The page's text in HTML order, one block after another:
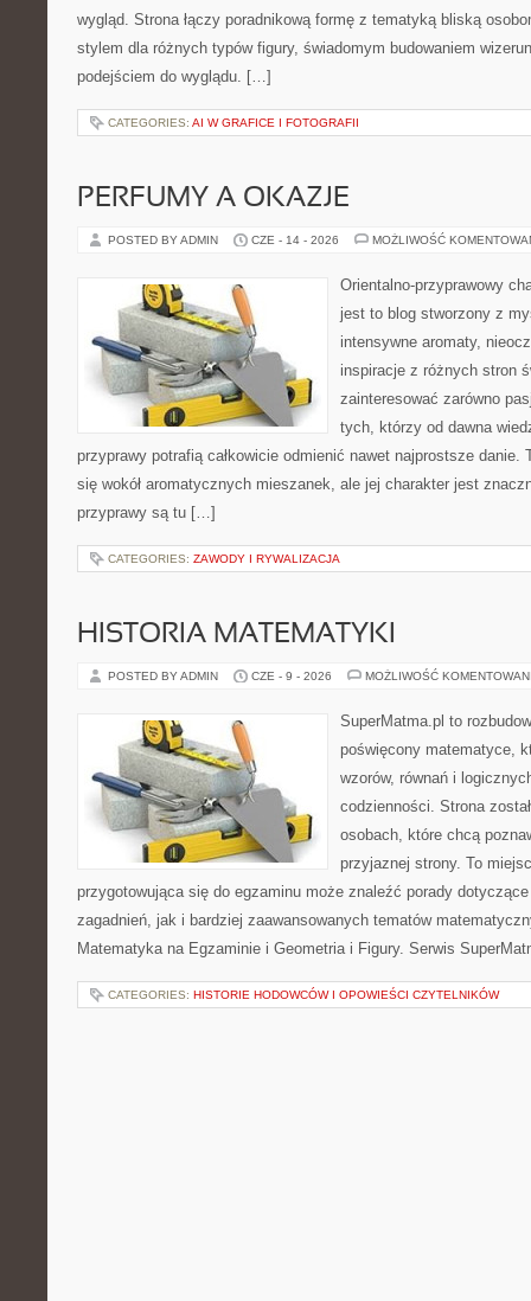
wygląd. Strona łączy poradnikową formę z tematyką bliską
stylem dla różnych typów figury, świadomym budowaniem
podejściem do wyglądu. […]
CATEGORIES: AI W GRAFICE I FOTOGRAFII
PERFUMY A OKAZJE
POSTED BY ADMIN CZE - 14 - 2026 MOŻLIWOŚĆ
Orientalno-przyprawowy
jest to blog stworzony z
intensywne aromaty,
inspiracje z różnych stron
zainteresować zarówno
tych, którzy od dawna
przyprawy potrafią całkowicie odmienić nawet najprostsze danie.
się wokół aromatycznych mieszanek, ale jej charakter jest
przyprawy są tu […]
CATEGORIES: ZAWODY I RYWALIZACJA
HISTORIA MATEMATYKI
POSTED BY ADMIN CZE - 9 - 2026 MOŻLIWOŚĆ
SuperMatma.pl to
poświęcony matematyce,
wzorów, równań i
codzienności. Strona
osobach, które chcą
przyjaznej strony. To
przygotowująca się do egzaminu może znaleźć porady
zagadnień, jak i bardziej zaawansowanych tematów
Matematyka na Egzaminie i Geometria i Figury. Serwis
CATEGORIES: HISTORIE HODOWCÓW I OPOWIEŚCI CZYTELNIKÓW